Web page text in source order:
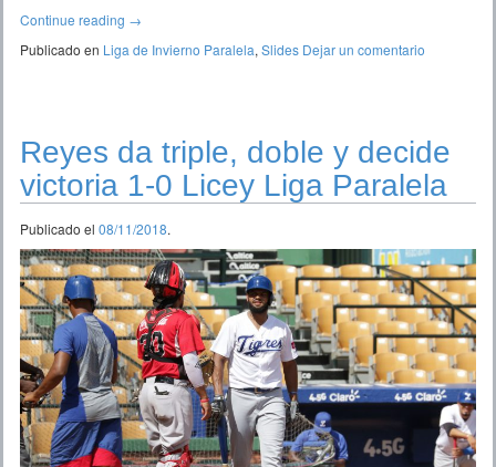
Continue reading →
Publicado en Liga de Invierno Paralela, Slides Dejar un comentario
Reyes da triple, doble y decide
victoria 1-0 Licey Liga Paralela
Publicado el 08/11/2018.